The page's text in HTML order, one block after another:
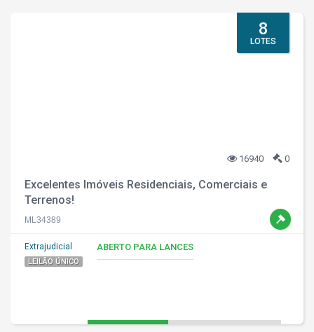
8
LOTES
16940 0
Excelentes Imóveis Residenciais, Comerciais e
Terrenos!
ML34389
Extrajudicial
LEILÃO ÚNICO
ABERTO PARA LANCES